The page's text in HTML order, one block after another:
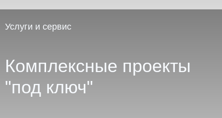
Услуги и сервис
Комплексные проекты
"под ключ"